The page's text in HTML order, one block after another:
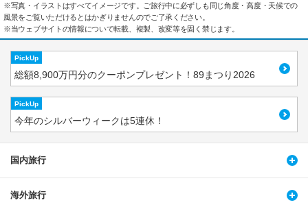
※写真・イラストはすべてイメージです。ご旅行中に必ずしも同じ角度・高度・天候での
風景をご覧いただけるとはかぎりませんのでご了承ください。
※当ウェブサイトの情報について転載、複製、改変等を固く禁じます。
PickUp
総額8,900万円分のクーポンプレゼント！89まつり2026
PickUp
今年のシルバーウィークは5連休！
国内旅行
海外旅行